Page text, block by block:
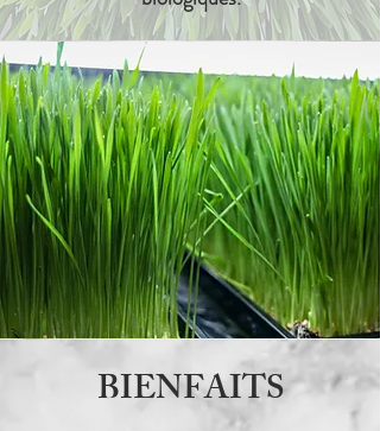
BIENFAITS